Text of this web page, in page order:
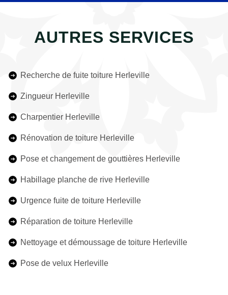
AUTRES SERVICES
Recherche de fuite toiture Herleville
Zingueur Herleville
Charpentier Herleville
Rénovation de toiture Herleville
Pose et changement de gouttières Herleville
Habillage planche de rive Herleville
Urgence fuite de toiture Herleville
Réparation de toiture Herleville
Nettoyage et démoussage de toiture Herleville
Pose de velux Herleville